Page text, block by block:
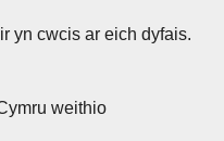
yn cwcis ar eich dyfais.
weithio